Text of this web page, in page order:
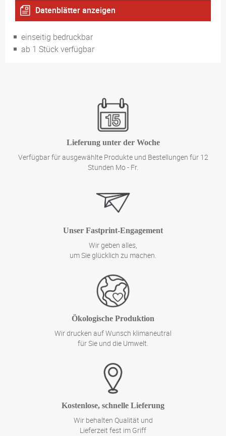
Datenblätter anzeigen
Höhe 200 cm
einseitig bedruckbar
ab 1 Stück verfügbar
Lieferung unter der Woche
Verfügbar für ausgewählte Produkte und Bestellungen für 12
Stunden Mo - Fr.
Unser Fastprint-Engagement
Wir geben alles,
um Sie glücklich zu machen.
Ökologische Produktion
Wir drucken auf Wunsch klimaneutral
für Sie und die Umwelt.
Kostenlose, schnelle Lieferung
Wir behalten Qualität und
Lieferzeit fest im Griff